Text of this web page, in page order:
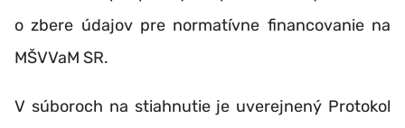
o zbere údajov pre normatívne financovanie na
MŠVVaM SR.
V súboroch na stiahnutie je uverejnený Protokol